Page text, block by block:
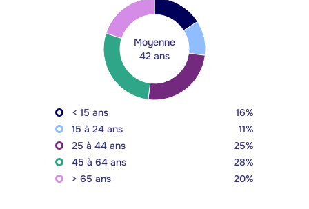
Moyenne
42 ans
< 15 ans
16%
15 à 24 ans
11%
25 à 44 ans
25%
45 à 64 ans
28%
> 65 ans
20%